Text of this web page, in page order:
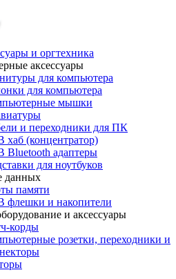
и оргтехника
аксессуары
для компьютера
для компьютера
мышки
и переходники для ПК
хаб (концентратор)
Bluetooth адаптеры
для ноутбуков
данных
памяти
флешки и накопители
и аксессуары
корды
розетки, переходники и